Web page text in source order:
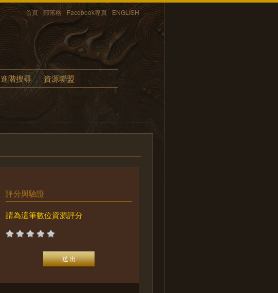
首頁 部落格 Facebook專頁 ENGLISH
進階搜尋 資源聯盟
評分與驗證
請為這筆數位資源評分